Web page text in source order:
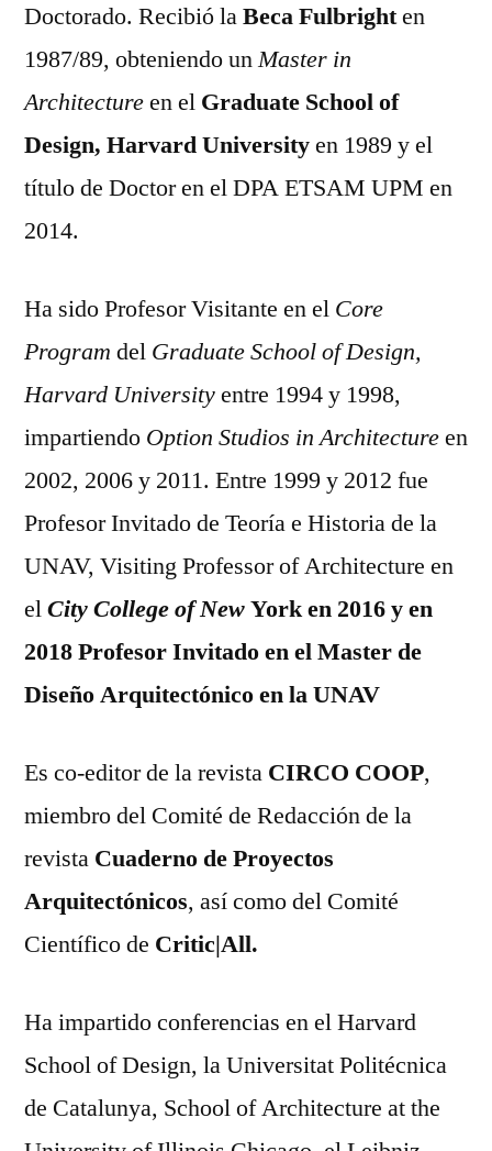
Doctorado. Recibió laBeca Fulbrighten
1987/89, obteniendo unMaster in
Architectureen el Graduate School of
Design, Harvard Universityen 1989 y el
título de Doctor en el DPA ETSAM UPM en
2014.
Ha sido Profesor Visitante en el Core
Program del Graduate School of Design,
Harvard Universityentre 1994 y 1998,
impartiendo Option Studios in Architectureen
2002, 2006 y 2011. Entre 1999 y 2012 fue
Profesor Invitado de Teoría e Historia de la
UNAV, Visiting Professor of Architecture en
elCity College of NewYork en 2016 y en
2018 Profesor Invitado en el Master de
Diseño Arquitectónico en la UNAV
Es co-editor de la revista CIRCO COOP,
miembro del Comité de Redacción de la
revista Cuaderno de Proyectos
Arquitectónicos, así como del Comité
Científico de Critic|All.
Ha impartido conferencias en el Harvard
School of Design, la Universitat Politécnica
de Catalunya, School of Architecture at the